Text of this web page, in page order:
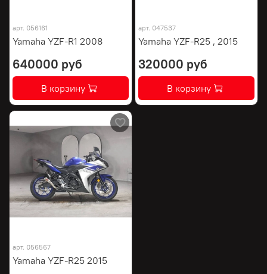
арт. 056161
Yamaha YZF-R1 2008
640000 руб
В корзину
арт. 047537
Yamaha YZF-R25 , 2015
320000 руб
В корзину
арт. 056567
Yamaha YZF-R25 2015